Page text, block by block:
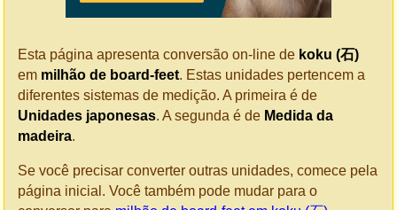
Esta página apresenta conversão on-line de koku (石)
em milhão de board-feet. Estas unidades pertencem a
diferentes sistemas de medição. A primeira é de
Unidades japonesas. A segunda é de Medida da
madeira.
Se você precisar converter outras unidades, comece pela
página inicial. Você também pode mudar para o